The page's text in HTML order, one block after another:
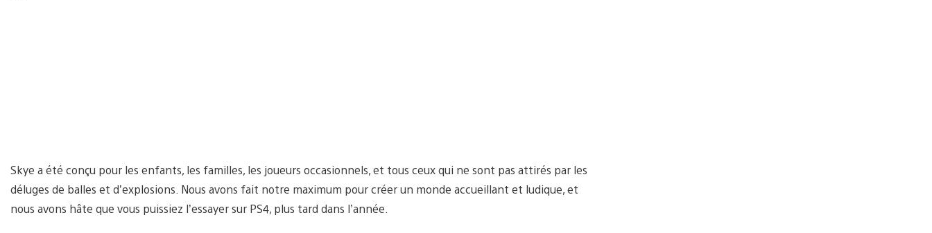
Skye a été conçu pour les enfants, les familles, les joueurs occasionnels, et tous ceux qui ne sont pas attirés par les
déluges de balles et d’explosions. Nous avons fait notre maximum pour créer un monde accueillant et ludique, et
nous avons hâte que vous puissiez l’essayer sur PS4, plus tard dans l’année.